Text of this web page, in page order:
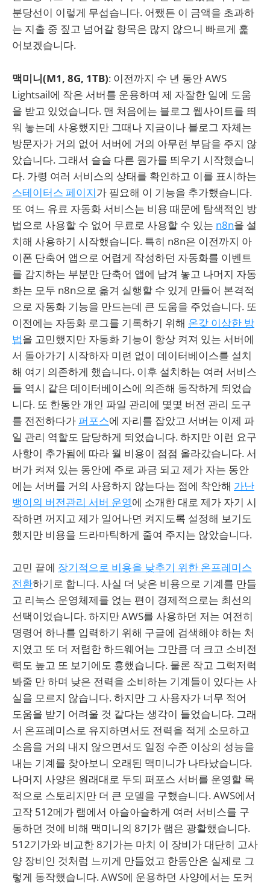
분당선이 이렇게 무섭습니다. 어쨌든 이 금액을 초과하
는 지출 중 짚고 넘어갈 항목은 많지 않으니 빠르게 훑
어보겠습니다.
맥미니(M1, 8G, 1TB): 이전까지 수 년 동안 AWS
Lightsail에 작은 서버를 운용하며 제 자잘한 일에 도움
을 받고 있었습니다. 맨 처음에는 블로그 웹사이트를 띄
워 놓는데 사용했지만 그때나 지금이나 블로그 자체는
방문자가 거의 없어 서버에 거의 아무런 부담을 주지 않
았습니다. 그래서 슬슬 다른 뭔가를 띄우기 시작했습니
다. 가령 여러 서비스의 상태를 확인하고 이를 표시하는
스테이터스 페이지가 필요해 이 기능을 추가했습니다.
또 여느 유료 자동화 서비스는 비용 때문에 탐색적인 방
법으로 사용할 수 없어 무료로 사용할 수 있는 n8n을 설
치해 사용하기 시작했습니다. 특히 n8n은 이전까지 아
이폰 단축어 앱으로 어렵게 작성하던 자동화를 이벤트
를 감지하는 부분만 단축어 앱에 남겨 놓고 나머지 자동
화는 모두 n8n으로 옮겨 실행할 수 있게 만들어 본격적
으로 자동화 기능을 만드는데 큰 도움을 주었습니다. 또
이전에는 자동화 로그를 기록하기 위해 온갖 이상한 방
법을 고민했지만 자동화 기능이 항상 켜져 있는 서버에
서 돌아가기 시작하자 미련 없이 데이터베이스를 설치
해 여기 의존하게 했습니다. 이후 설치하는 여러 서비스
들 역시 같은 데이터베이스에 의존해 동작하게 되었습
니다. 또 한동안 개인 파일 관리에 몇몇 버전 관리 도구
를 전전하다가 퍼포스에 자리를 잡았고 서버는 이제 파
일 관리 역할도 담당하게 되었습니다. 하지만 이런 요구
사항이 추가됨에 따라 월 비용이 점점 올라갔습니다. 서
버가 켜져 있는 동안에 주로 과금 되고 제가 자는 동안
에는 서버를 거의 사용하지 않는다는 점에 착안해 가난
뱅이의 버전관리 서버 운영에 소개한 대로 제가 자기 시
작하면 꺼지고 제가 일어나면 켜지도록 설정해 보기도
했지만 비용을 드라마틱하게 줄여 주지는 않았습니다.
고민 끝에 장기적으로 비용을 낮추기 위한 온프레미스
전환하기로 합니다. 사실 더 낮은 비용으로 기계를 만들
고 리눅스 운영체제를 얹는 편이 경제적으로는 최선의
선택이었습니다. 하지만 AWS를 사용하던 저는 여전히
명령어 하나를 입력하기 위해 구글에 검색해야 하는 처
지였고 또 더 저렴한 하드웨어는 그만큼 더 크고 소비전
력도 높고 또 보기에도 흉했습니다. 물론 작고 그럭저럭
봐줄 만 하며 낮은 전력을 소비하는 기계들이 있다는 사
실을 모르지 않습니다. 하지만 그 사용자가 너무 적어
도움을 받기 어려울 것 같다는 생각이 들었습니다. 그래
서 온프레미스로 유지하면서도 전력을 적게 소모하고
소음을 거의 내지 않으면서도 일정 수준 이상의 성능을
내는 기계를 찾아보니 오래된 맥미니가 나타났습니다.
나머지 사양은 원래대로 두되 퍼포스 서버를 운영할 목
적으로 스토리지만 더 큰 모델을 구했습니다. AWS에서
고작 512메가 램에서 아슬아슬하게 여러 서비스를 구
동하던 것에 비해 맥미니의 8기가 램은 광활했습니다.
512기가와 비교한 8기가는 마치 이 장비가 대단히 고사
양 장비인 것처럼 느끼게 만들었고 한동안은 실제로 그
렇게 동작했습니다. AWS에 운용하던 사양에서는 도커